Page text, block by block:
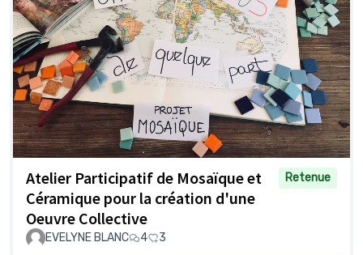
Atelier Participatif de Mosaïque et
Céramique pour la création d'une
Oeuvre Collective
Retenue
EVELYNE BLANC 4 3